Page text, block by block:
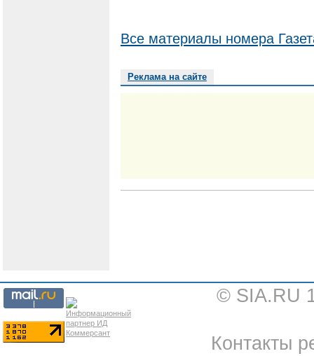
Все материалы номера
Реклама на сайте
© SIA.RU
Контакты